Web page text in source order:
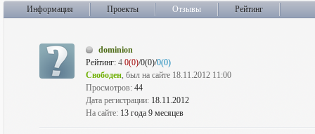
Информация Проекты Отзывы Рейтинг
dominion
Рейтинг: 4 0(0)/0(0)/0(0)
Свободен, был на сайте 18.11.2012 11:00
Просмотров: 44
Дата регистрации: 18.11.2012
На сайте: 13 года 9 месяцев